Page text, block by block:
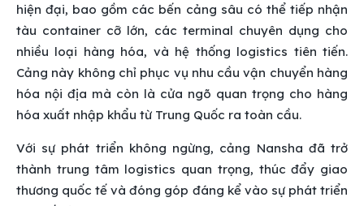
hiện đại, bao gồm các bến cảng sâu có thể tiếp nhận
tàu container cỡ lớn, các terminal chuyên dụng cho
nhiều loại hàng hóa, và hệ thống logistics tiên tiến.
Cảng này không chỉ phục vụ nhu cầu vận chuyển hàng
hóa nội địa mà còn là cửa ngõ quan trọng cho hàng
hóa xuất nhập khẩu từ Trung Quốc ra toàn cầu.
Với sự phát triển không ngừng, cảng Nansha đã trở
thành trung tâm logistics quan trọng, thúc đẩy giao
thương quốc tế và đóng góp đáng kể vào sự phát triển